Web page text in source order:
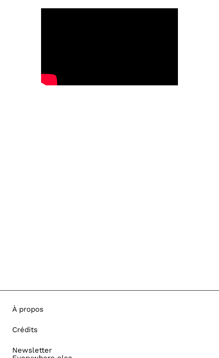
À propos
Crédits
Newsletter